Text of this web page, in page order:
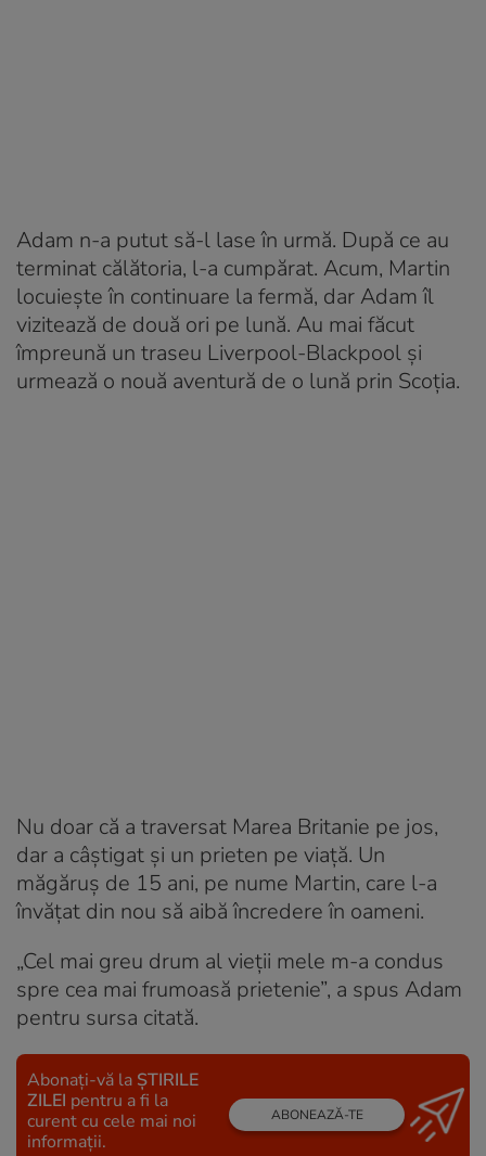
Adam n-a putut să-l lase în urmă. După ce au
terminat călătoria, l-a cumpărat. Acum, Martin
locuiește în continuare la fermă, dar Adam îl
vizitează de două ori pe lună. Au mai făcut
împreună un traseu Liverpool-Blackpool și
urmează o nouă aventură de o lună prin Scoția.
Nu doar că a traversat Marea Britanie pe jos,
dar a câștigat și un prieten pe viață. Un
măgăruș de 15 ani, pe nume Martin, care l-a
învățat din nou să aibă încredere în oameni.
„Cel mai greu drum al vieții mele m-a condus
spre cea mai frumoasă prietenie”, a spus Adam
pentru sursa citată.
Abonați-vă la ȘTIRILE
ZILEI pentru a fi la
curent cu cele mai noi
informații.
ABONEAZĂ-TE